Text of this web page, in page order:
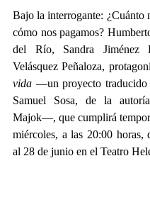
Bajo la interrogante: ¿Cuánto
cómo nos pagamos?
del Río, Sandra
Velásquez Peñaloza,
vida —un proyecto
Samuel Sosa, de la
Majok—, que cumplirá
miércoles, a las 20:00 horas,
al 28 de junio en el Teatro